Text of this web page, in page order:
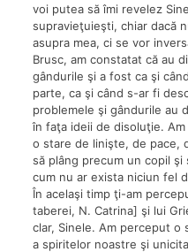
voi putea să îmi revelez
supravieţuieşti, chiar dacă
asupra mea, ci se vor
Brusc, am constatat că au
gândurile şi a fost ca şi
parte, ca şi când s-ar fi
problemele şi gândurile au
în faţa ideii de disoluţie.
o stare de linişte, de pace,
să plâng precum un copil şi
cum nu ar exista niciun fel
În acelaşi timp ţi-am
taberei, N. Catrina] şi lui
clar, Sinele. Am perceput
a spiritelor noastre şi